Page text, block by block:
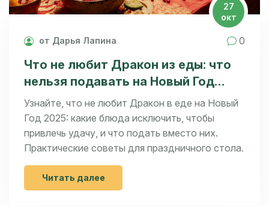
27
окт
от Дарья Лапина 0
Что не любит Дракон из еды: что
нельзя подавать на Новый Год
2025
Узнайте, что не любит Дракон в еде на Новый
Год 2025: какие блюда исключить, чтобы
привлечь удачу, и что подать вместо них.
Практические советы для праздничного стола.
Читать далее